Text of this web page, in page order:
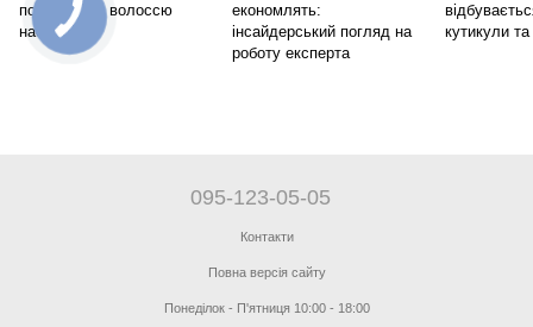
потрібен він волоссю
насправді
економлять:
інсайдерський погляд на
роботу експерта
кутикули
095-123-05-05
Контакти
Повна версія сайту
Понеділок - П'ятниця 10:00 - 18:00